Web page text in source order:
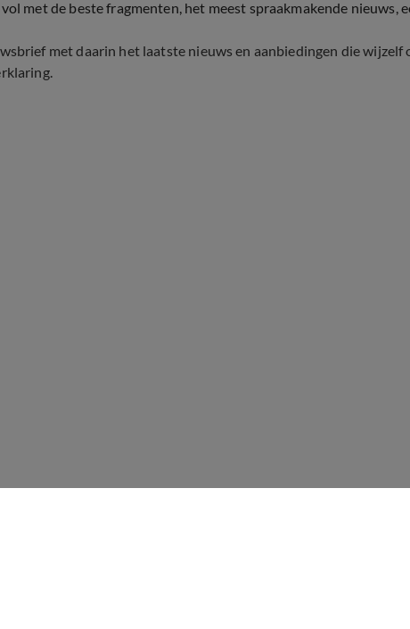
met de beste fragmenten, het meest spraakmakende nieuws,
met daarin het laatste nieuws en aanbiedingen die
.